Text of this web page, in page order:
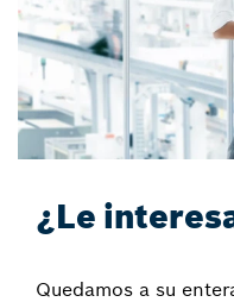
¿Le
Quedamos a su